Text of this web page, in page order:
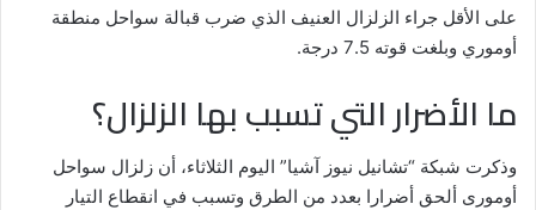
على الأقل جراء الزلزال العنيف الذي ضرب قبالة سواحل منطقة
أوموري وبلغت قوته 7.5 درجة.
ما الأضرار التي تسبب بها الزلزال؟
وذكرت شبكة “تشانيل نيوز آشيا” اليوم الثلاثاء، أن زلزال سواحل
أومورى ألحق أضرارا بعدد من الطرق وتسبب في انقطاع التيار